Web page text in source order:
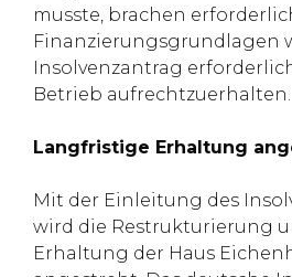
musste, brachen
Finanzierungsgrundlagen
Insolvenzantrag
Betrieb aufrechtzuerhalten.
Langfristige Erhaltung
Mit der Einleitung des
wird die Restrukturierung
Erhaltung der Haus